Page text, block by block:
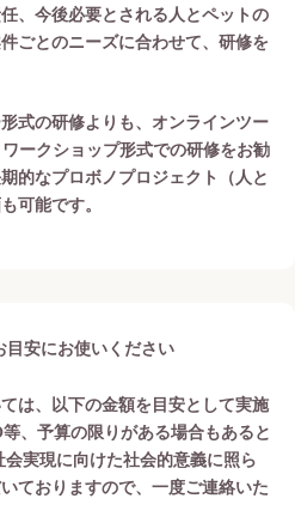
、今後必要とされる人とペットの
ごとのニーズに合わせて、研修を
式の研修よりも、オンラインツー
ークショップ形式での研修をお勧
的なプロボノプロジェクト（人と
可能です。
安にお使いください
は、以下の金額を目安として実施
、予算の限りがある場合もあると
実現に向けた社会的意義に照ら
ておりますので、一度ご連絡いた